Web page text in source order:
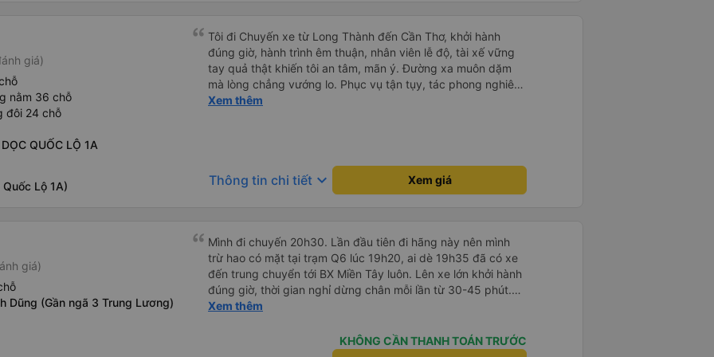
giá)
nằm 36 chỗ
đôi 24 chỗ
QUỐC LỘ 1A
Lộ 1A)
Tôi đi Chuyến xe từ Long Thành đến Cần Thơ, khởi hành
đúng giờ, hành trình êm thuận, nhân viên lễ độ, tài xế vững
tay quả thật khiến tôi an tâm, mãn ý. Đường xa muôn dặm
mà lòng chẳng vướng lo. Phục vụ tận tụy, tác phong nghiêm
cẩn, hiếm thấy giữa thời buổi kim tiền vội vã. Xã hội loạn đạo.
Xem thêm
Thông tin chi tiết keyboard_arrow_down Xem giá
giá)
Dũng (Gần ngã 3 Trung Lương)
Mình đi chuyến 20h30. Lần đầu tiên đi hãng này nên mình
trừ hao có mặt tại trạm Q6 lúc 19h20, ai dè 19h35 đã có xe
đến trung chuyển tới BX Miền Tây luôn. Lên xe lớn khởi hành
đúng giờ, thời gian nghỉ dừng chân mỗi lần từ 30-45 phút.
Đến trạm Giá Rai thì có xe trung chuyển chờ sẵn chở đến nơi.
Xem thêm
KHÔNG CẦN THANH TOÁN TRƯỚC